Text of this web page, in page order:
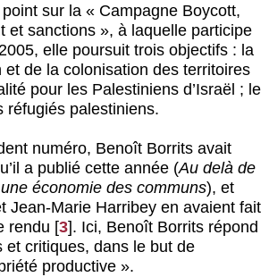
sur la « Campagne Boycott,
et sanctions », à laquelle participe
elle poursuit trois objectifs : la
et de la colonisation des territoires
pour les Palestiniens d’Israël ; le
réfugiés palestiniens.
numéro, Benoît Borrits avait
a publié cette année (Au delà de
économie des communs), et
Jean-Marie Harribey en avaient fait
rendu [3]. Ici, Benoît Borrits répond
et critiques, dans le but de
productive ».